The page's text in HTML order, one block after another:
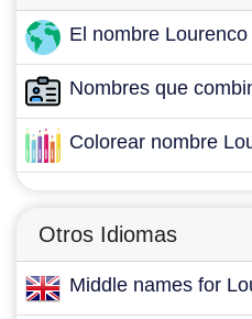
El nombre
Nombres que
Colorear nombre
Otros Idiomas
Middle names for